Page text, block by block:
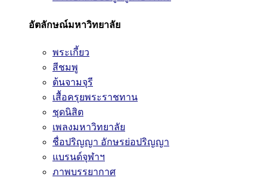
อัตลักษณ์มหาวิทยาลัย
พระเกี้ยว
สีชมพู
ต้นจามจุรี
เสื้อครุยพระราชทาน
ชุดนิสิต
เพลงมหาวิทยาลัย
ชื่อปริญญา อักษรย่อปริญญา
แบรนด์จุฬาฯ
ภาพบรรยากาศ